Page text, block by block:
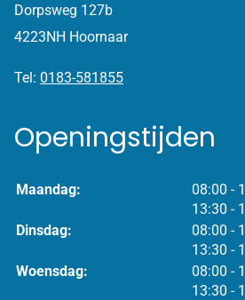
Dorpsweg 127b
4223NH Hoornaar
Tel: 0183-581855
Openingstijden
Maandag: 08:00 -
13:30 -
Dinsdag:
08:00 -
13:30 -
Woensdag:
08:00 -
13:30 -